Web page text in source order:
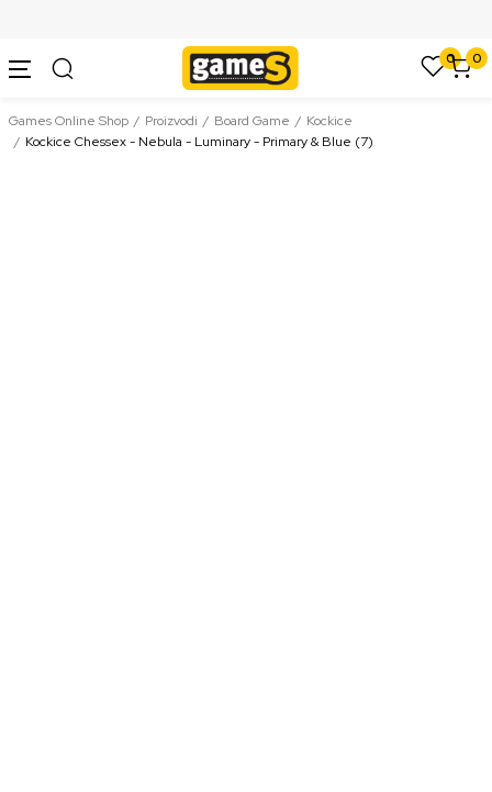
0 0
Games Online Shop Proizvodi Board Game
Kockice
Kockice Chessex - Nebula - Luminary - Primary & Blue (7)